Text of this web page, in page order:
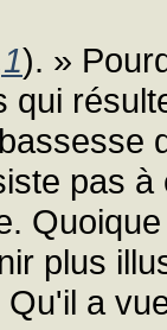
). »
qui
pas
plus
a